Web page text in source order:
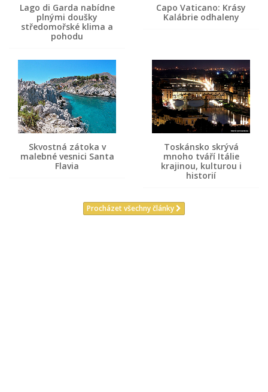
Lago di Garda nabídne
plnými doušky
středomořské klima a
pohodu
Capo Vaticano: Krásy
Kalábrie odhaleny
Skvostná zátoka v
malebné vesnici Santa
Flavia
Toskánsko skrývá
mnoho tváří Itálie
krajinou, kulturou i
historií
Procházet všechny články